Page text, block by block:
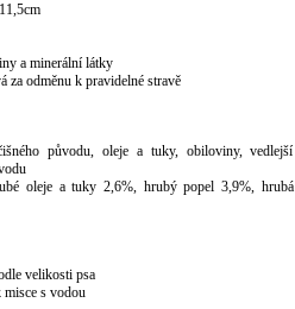
a minerální látky
za odměnu k pravidelné stravě
původu, oleje a tuky, obiloviny, vedlejší
oleje a tuky 2,6%, hrubý popel 3,9%, hrubá
velikosti psa
s vodou